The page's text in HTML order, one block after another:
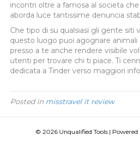
incontri oltre a famosa al societa
aborda luce tantissime denuncia
Che tipo di su qualsiasi gli gente siti
questo luogo puoi agognare animali
presso a te anche rendere visibile
utenti per trovare chi ti piace. Ti
dedicata a Tinder verso maggiori
Posted in misstravel it review
© 2026 Unqualified Tools | Powered